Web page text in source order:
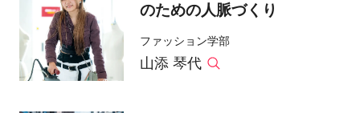
のための人脈づくり
ファッション学部
山添 琴代